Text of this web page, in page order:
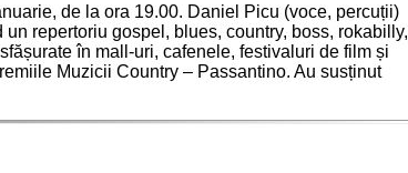
de la ora 19.00. Daniel Picu (voce, percuții)
repertoriu gospel, blues, country, boss, rokabilly,
în mall-uri, cafenele, festivaluri de film și
Muzicii Country – Passantino. Au susținut